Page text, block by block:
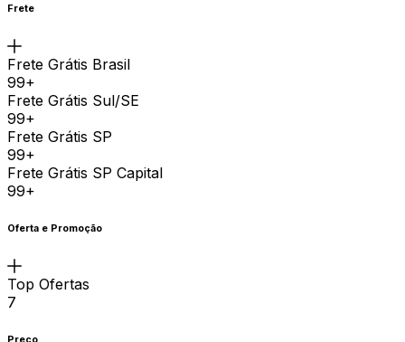
Frete
Frete Grátis Brasil
99+
Frete Grátis Sul/SE
99+
Frete Grátis SP
99+
Frete Grátis SP Capital
99+
Oferta e Promoção
Top Ofertas
7
Preço